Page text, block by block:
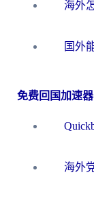
免费回国加速器